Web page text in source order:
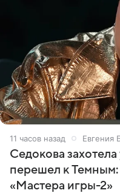
11 часов назад Евгения
Седокова
перешел к
«Мастера игры-2»